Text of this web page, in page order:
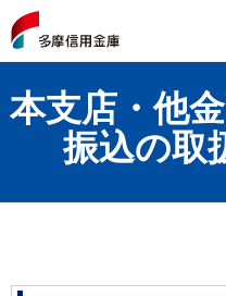
ン
ネ
本支店・他
振込の取